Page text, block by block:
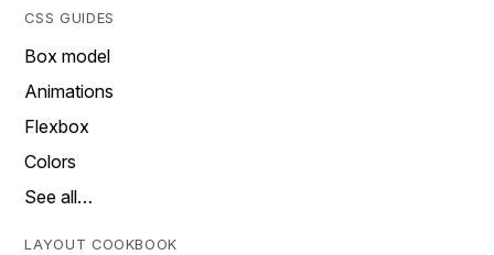
CSS GUIDES
Box model
Animations
Flexbox
Colors
See all…
LAYOUT COOKBOOK